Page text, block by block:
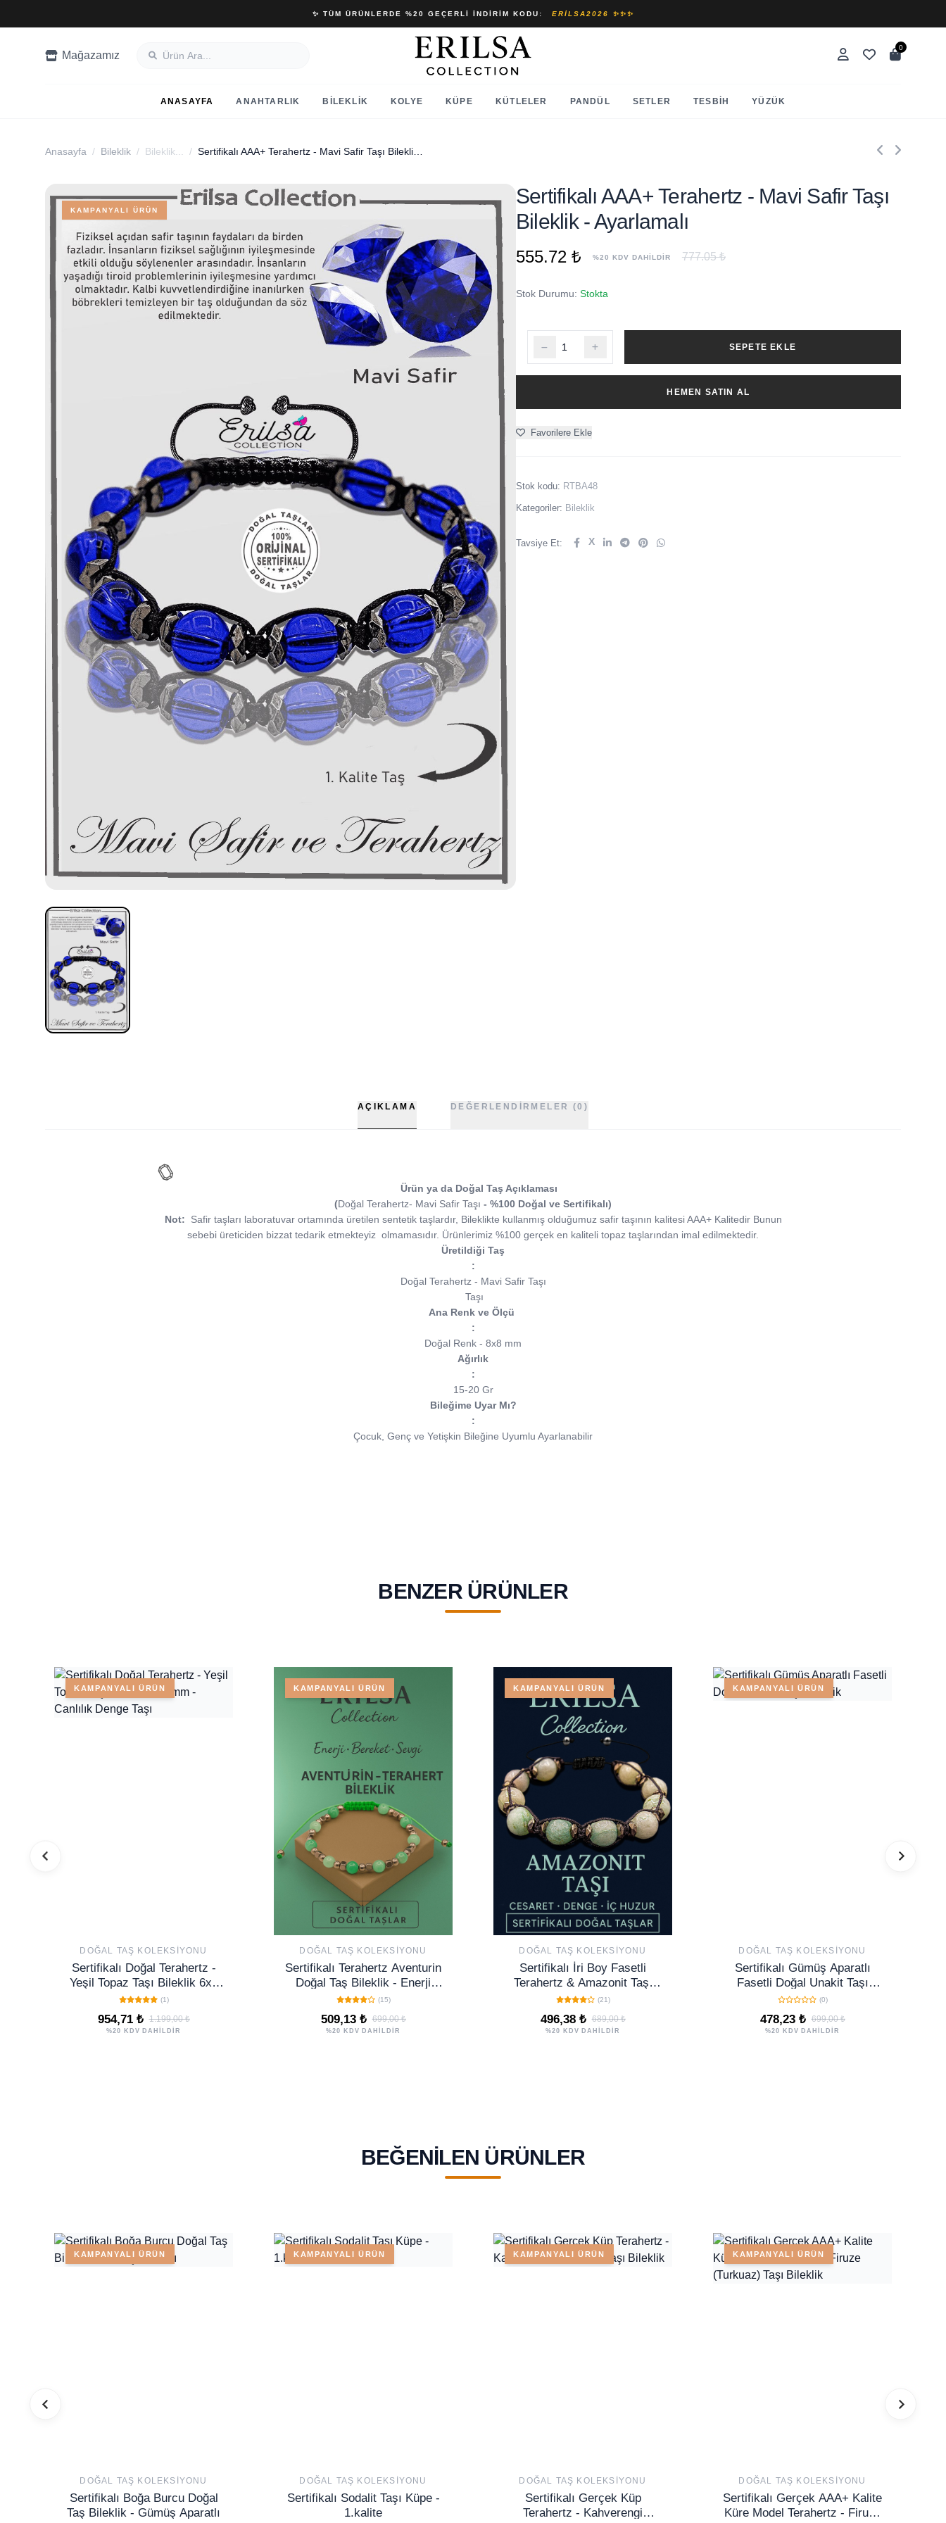
✨ TÜM ÜRÜNLERDE %20 GEÇERLI İNDIRIM KODU: ERILSA2026 ✨✨✨
Mağazamız
0
ANASAYFA ANAHTARLIK BILEKLIK KOLYE KÜPE KÜTLELER PANDÜL SETLER TESBIH YÜZÜK
Anasayfa / Bileklik / Bileklik... /
KAMPANYALI ÜRÜN
Sertifikalı AAA+ Terahertz - Mavi Safir Taşı
Bileklik - Ayarlamalı
555.72 ₺ %20 KDV DAHİLDİR 777.05 ₺
Stok Durumu: Stokta
SEPETE EKLE
HEMEN SATIN AL
Favorilere Ekle
Stok kodu: RTBA48
Kategoriler: Bileklik
Tavsiye Et: X
AÇIKLAMA DEĞERLENDIRMELER (0)
Ürün ya da Doğal Taş Açıklaması
(Doğal Terahertz- Mavi Safir Taşı - %100 Doğal ve Sertifikalı)
Not: Safir taşları laboratuvar ortamında üretilen sentetik taşlardır, Bileklikte kullanmış olduğumuz safir taşının kalitesi AAA+ Kalitedir Bunun
sebebi üreticiden bizzat tedarik etmekteyiz olmamasıdır. Ürünlerimiz %100 gerçek en kaliteli topaz taşlarından imal edilmektedir.
Üretildiği Taş
:
Doğal Terahertz - Mavi Safir Taşı
Taşı
Ana Renk ve Ölçü
:
Doğal Renk - 8x8 mm
Ağırlık
:
15-20 Gr
Bileğime Uyar Mı?
:
Çocuk, Genç ve Yetişkin Bileğine Uyumlu Ayarlanabilir
BENZER ÜRÜNLER
KAMPANYALI ÜRÜN
DOĞAL TAŞ KOLEKSIYONU
Sertifikalı Doğal Terahertz -
Yeşil Topaz Taşı Bileklik 6x6
mm - Canlılık Denge Taşı
(1)
954,71 ₺ 1.199,00 ₺
%20 KDV DAHİLDİR
KAMPANYALI ÜRÜN
DOĞAL TAŞ KOLEKSIYONU
Sertifikalı Terahertz Aventurin
Doğal Taş Bileklik - Enerji
Bereket Sevgi Taşı
(15)
509,13 ₺ 699,00 ₺
%20 KDV DAHİLDİR
KAMPANYALI ÜRÜN
DOĞAL TAŞ KOLEKSIYONU
Sertifikalı İri Boy Fasetli
Terahertz & Amazonit Taşı
Bileklik – Duygusal Denge,
Cesaret ve Koruma
(21)
496,38 ₺ 689,00 ₺
%20 KDV DAHİLDİR
KAMPANYALI ÜRÜN
DOĞAL TAŞ KOLEKSIYONU
Sertifikalı Gümüş Aparatlı
Fasetli Doğal Unakit Taşı
Bileklik(0)
478,23 ₺ 699,00 ₺
%20 KDV DAHİLDİR
BEĞENILEN ÜRÜNLER
KAMPANYALI ÜRÜN
DOĞAL TAŞ KOLEKSIYONU
Sertifikalı Boğa Burcu Doğal
Taş Bileklik - Gümüş Aparatlı
KAMPANYALI ÜRÜN
DOĞAL TAŞ KOLEKSIYONU
Sertifikalı Sodalit Taşı Küpe -
1.kalite
KAMPANYALI ÜRÜN
DOĞAL TAŞ KOLEKSIYONU
Sertifikalı Gerçek Küp
Terahertz - Kahverengi
KAMPANYALI ÜRÜN
DOĞAL TAŞ KOLEKSIYONU
Sertifikalı Gerçek AAA+ Kalite
Küre Model Terahertz - Firuze